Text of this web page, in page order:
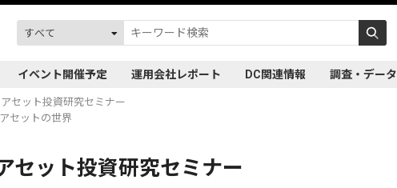
イベント開催予定 運用会社レポート DC関連情報 調査・データ
セット投資研究セミナー
セットの世界
セット投資研究セミナー